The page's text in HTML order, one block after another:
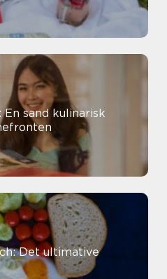
sand kulinarisk
Det ultimative